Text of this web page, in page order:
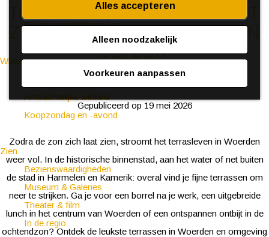
Alles accepteren
Alleen noodzakelijk
Voorkeuren aanpassen
Ontdek Woerden in de zomer
Event aanmeldformulier
Winkelen
(Bijzondere) markten
Ambachtelijke winkels
Koopzondag en -avond
Zien
Bezienswaardigheden
Museum & Galeries
Theater & film
In de regio
Terrassen in Woerden: dit
zijn de leukste plekken in
de zon
Gepubliceerd op 19 mei 2026
Zodra de zon zich laat zien, stroomt het terrasleven in Woerden
weer vol. In de historische binnenstad, aan het water of net buiten
de stad in Harmelen en Kamerik: overal vind je fijne terrassen om
neer te strijken. Ga je voor een borrel na je werk, een uitgebreide
lunch in het centrum van Woerden of een ontspannen ontbijt in de
ochtendzon? Ontdek de leukste terrassen in Woerden en omgeving